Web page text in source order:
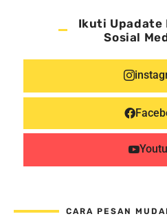
Ikuti Upadate
Sosial
CARA PESAN